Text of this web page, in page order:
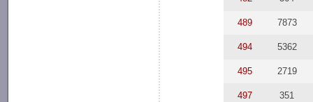
489 7873
494 5362
495 2719
497 351